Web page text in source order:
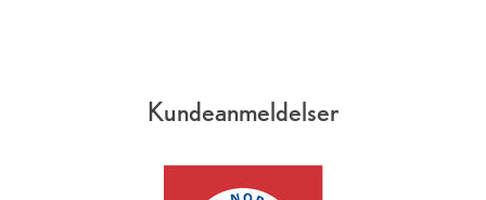
Kundeanmeldelser